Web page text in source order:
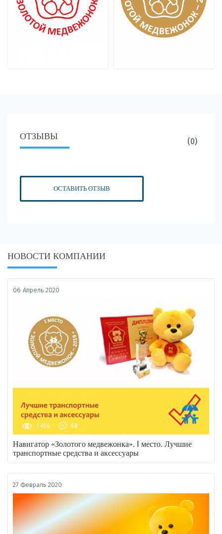
ОТЗЫВЫ
(0)
ОСТАВИТЬ ОТЗЫВ
НОВОСТИ КОМПАНИИ
06 Апрель 2020
1456 58
Навигатор «Золотого медвежонка». Ⅰ место. Лучшие
транспортные средства и аксессуары
27 Февраль 2020